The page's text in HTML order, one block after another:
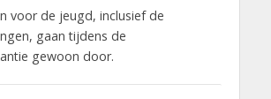
voor de jeugd, inclusief de
gaan tijdens de
gewoon door.